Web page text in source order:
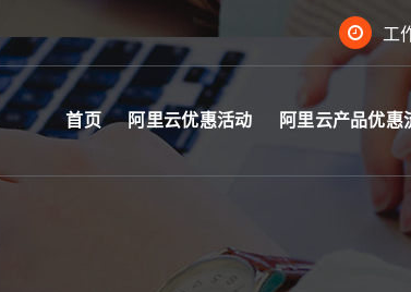
工
首页 阿里云优惠活动 阿里云产品优惠